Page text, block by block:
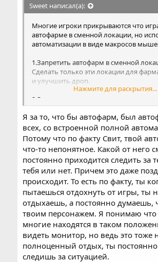
Sweet написал(а):
Многие игроки прикрываются что
автофарме в сменной локации, но
автоматизации в виде макросов
1.Запретить автофарм в сменной
Сделать только эти локации для
и улучшить дроп.
2.Оставить как есть.
Нажмите для раскрытия...
Я за то, что бы автофарм, был
всех, со встроенной полной
Потому что по факту Свит, твой
что-то непонятное. Какой от него
постоянно приходится следить за
тебя или нет. Причем это даже
происходит. То есть по факту, ты
пытаешься отдохнуть от игры, ты
отдыхаешь, а постоянно думаешь,
твоим персонажем. Я понимаю
многие находятся в таком
видеть монитор, но ведь это тоже
полноценный отдых, ты постоянно
следишь за ситуацией.